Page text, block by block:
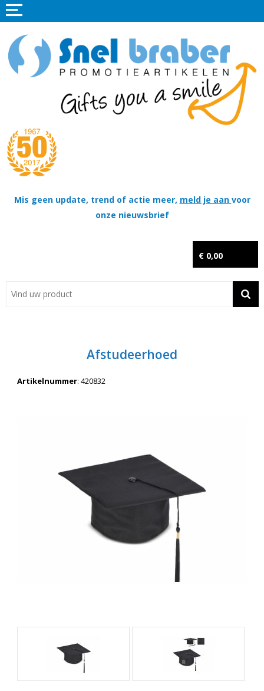
Mis geen update, trend of actie meer, meld je aan voor
onze nieuwsbrief
€ 0,00
Home
Promotieartikelen
Tassen
Thema's
Contact
Wil je snel een advies? Bel nu 053-7920045 of 06-55731304
Afstudeerhoed
Artikelnummer: 420832